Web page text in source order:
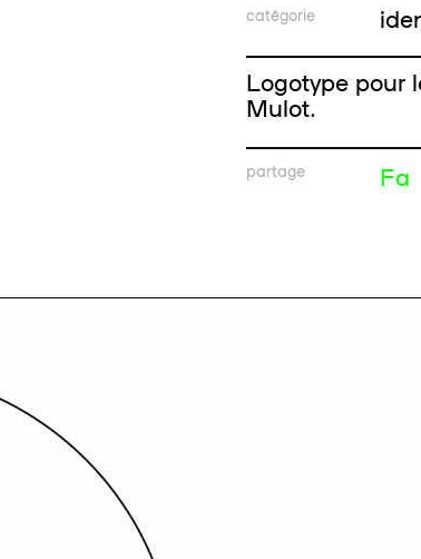
catégorie
Logotype pour
Mulot.
partage Fa